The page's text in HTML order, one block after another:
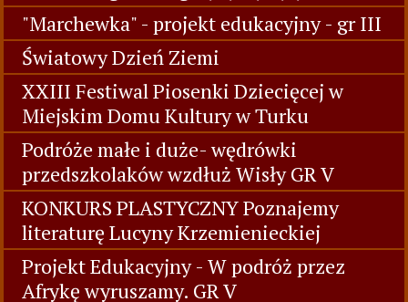
"Marchewka" - projekt edukacyjny - gr III
Światowy Dzień Ziemi
XXIII Festiwal Piosenki Dziecięcej w
Miejskim Domu Kultury w Turku
Podróże małe i duże- wędrówki
przedszkolaków wzdłuż Wisły GR V
KONKURS PLASTYCZNY Poznajemy
literaturę Lucyny Krzemienieckiej
Projekt Edukacyjny - W podróż przez
Afrykę wyruszamy. GR V